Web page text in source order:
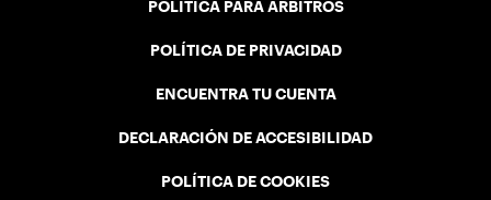
POLÍTICA PARA ÁRBITROS
POLÍTICA DE PRIVACIDAD
ENCUENTRA TU CUENTA
DECLARACIÓN DE ACCESIBILIDAD
POLÍTICA DE COOKIES